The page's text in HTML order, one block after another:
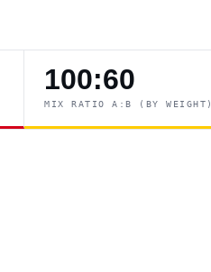
100:60
MIX RATIO A:B (BY WEIGHT)